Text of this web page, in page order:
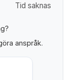
Tid saknas
anspråk.